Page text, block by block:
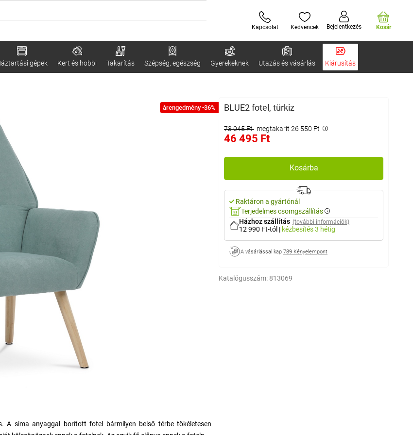
Kapcsolat Kedvencek Bejelentkezés Kosár
gépek Kert és hobbi Takarítás Szépség, egészség Gyerekeknek Utazás és vásárlás Kiárusítás
árengedmény -36% BLUE2 fotel, türkiz
73 045 Ft megtakarít 26 550 Ft
46 495 Ft
Kosárba
Raktáron a gyártónál
Terjedelmes csomgszállítás
Házhoz szállítás (további információk)
12 990 Ft-tól | kézbesítés3 hétig
A vásárlással kap 789 Kényelempont
Katalógusszám: 813069
A sima anyaggal borított fotel bármilyen belső térbe tökéletesen